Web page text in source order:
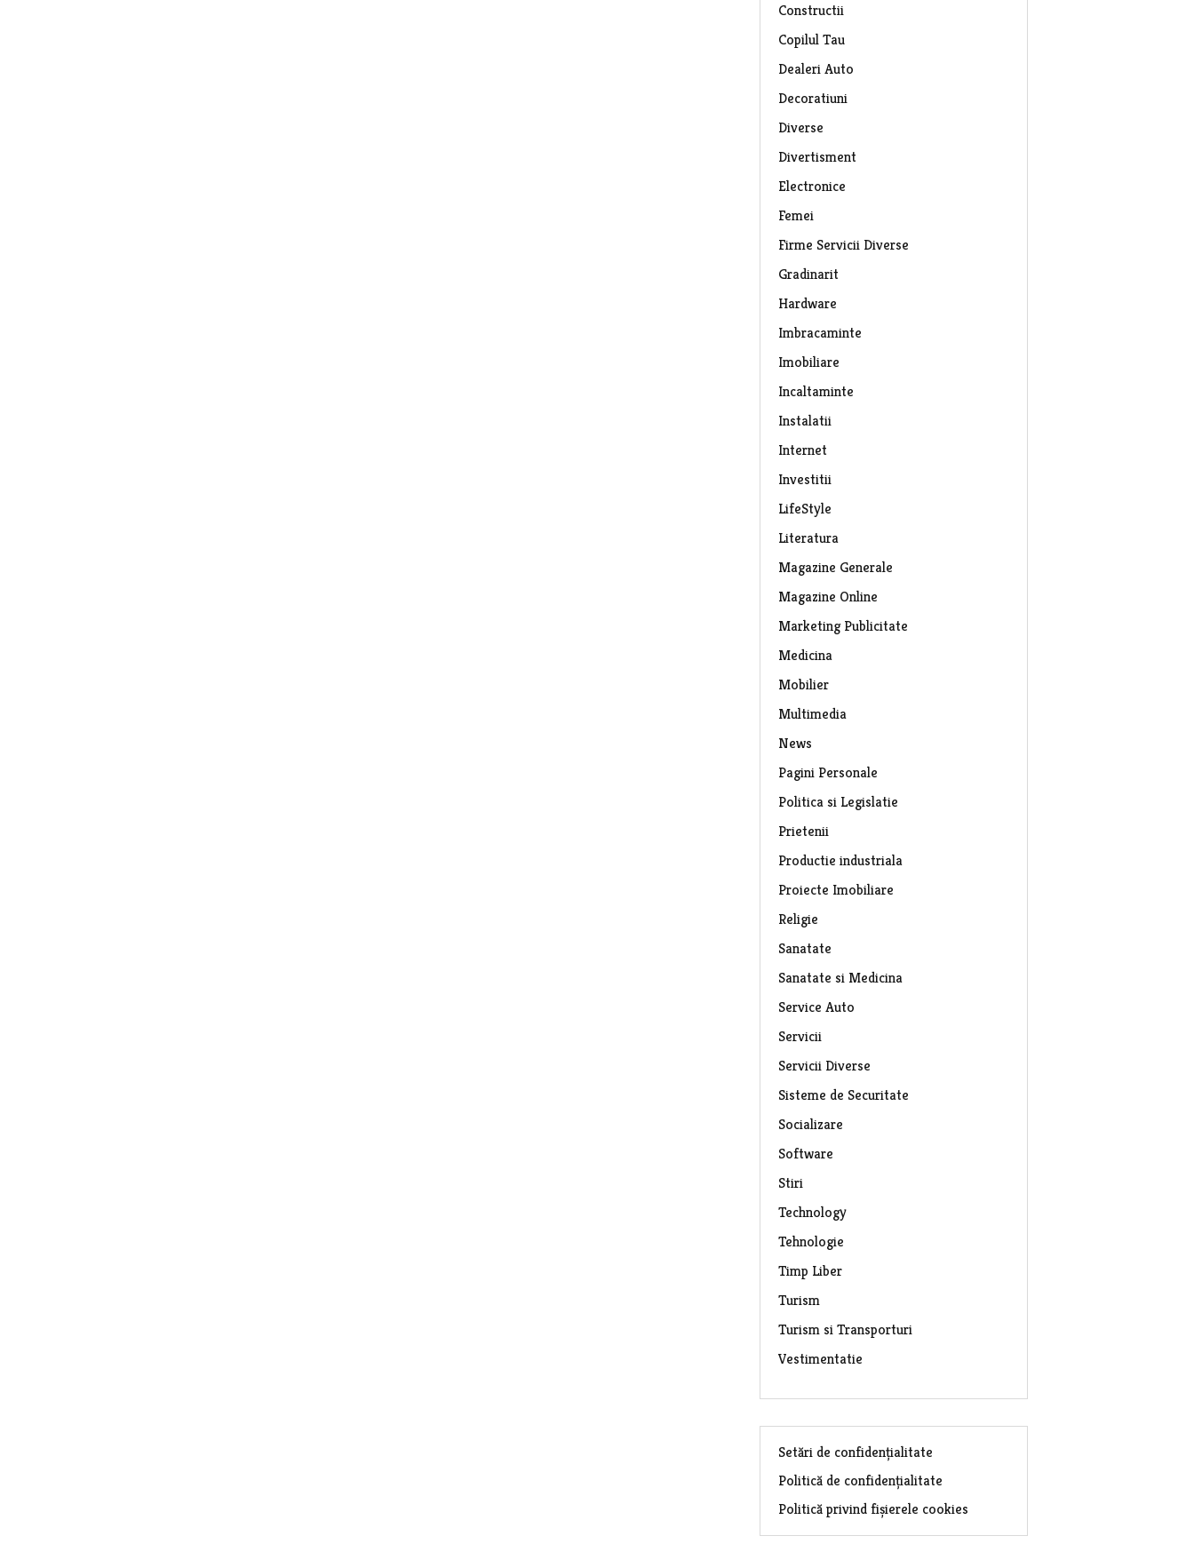
Constructii
Copilul Tau
Dealeri Auto
Decoratiuni
Diverse
Divertisment
Electronice
Femei
Firme Servicii Diverse
Gradinarit
Hardware
Imbracaminte
Imobiliare
Incaltaminte
Instalatii
Internet
Investitii
LifeStyle
Literatura
Magazine Generale
Magazine Online
Marketing Publicitate
Medicina
Mobilier
Multimedia
News
Pagini Personale
Politica si Legislatie
Prietenii
Productie industriala
Proiecte Imobiliare
Religie
Sanatate
Sanatate si Medicina
Service Auto
Servicii
Servicii Diverse
Sisteme de Securitate
Socializare
Software
Stiri
Technology
Tehnologie
Timp Liber
Turism
Turism si Transporturi
Vestimentatie
Setări de confidențialitate
Politică de confidențialitate
Politică privind fișierele cookies